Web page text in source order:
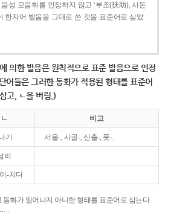
성 모음화를 인정하지 않고 ‘부조(扶助), 사돈
한자어 발음을 그대로 쓴 것을 표준어로 삼았
에 의한 발음은 원칙적으로 표준 발음으로 인정
어들은 그러한 동화가 적용된 형태를 표준어
고, ㄴ을 버림.)
ㄴ 비고
기 서울-, 시골-, 신출-, 풋-.
비
-치다
동화가 일어나지 아니한 형태를 표준어로 삼는다.